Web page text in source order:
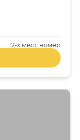
2-x мест. номер